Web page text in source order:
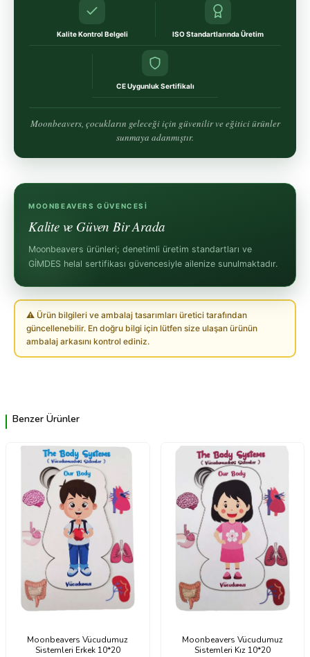
Kalite Kontrol Belgeli ISO Standartlarında Üretim
CE Uygunluk Sertifikalı
Moonbeavers, çocukların geleceği için güvenilir ve eğitici ürünler
sunmaya adanmıştır.
MOONBEAVERS GÜVENCESI
Kalite ve Güven Bir Arada
Moonbeavers ürünleri; denetimli üretim standartları ve
GİMDES helal sertifikası güvencesiyle ailenize sunulmaktadır.
⚠ Ürün bilgileri ve ambalaj tasarımları üretici tarafından
güncellenebilir. En doğru bilgi için lütfen size ulaşan ürünün
ambalaj arkasını kontrol ediniz.
Benzer Ürünler
Moonbeavers Vücudumuz
Sistemleri Erkek 10*20
Moonbeavers Vücudumuz
Sistemleri Kız 10*20